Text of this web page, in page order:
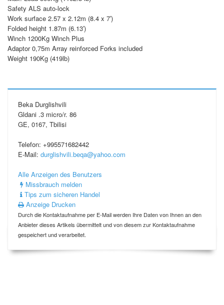
Safety ALS auto-lock
Work surface 2.57 x 2.12m (8.4 x 7′)
Folded height 1.87m (6.13′)
Winch 1200Kg Winch Plus
Adaptor 0,75m Array reinforced Forks included
Weight 190Kg (419lb)
Beka Durglishvili
Gldani .3 micro/r. 86
GE, 0167, Tbilisi
Telefon: +995571682442
E-Mail: durglishvili.beqa@yahoo.com
Alle Anzeigen des Benutzers
Missbrauch melden
Tips zum sicheren Handel
Anzeige Drucken
Durch die Kontaktaufnahme per E-Mail werden Ihre Daten von Ihnen an den
Anbieter dieses Artikels übermittelt und von diesem zur Kontaktaufnahme
gespeichert und verarbeitet.